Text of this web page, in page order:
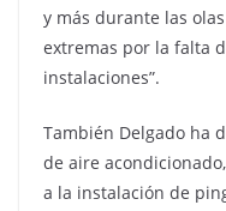
y más durante las
extremas por la falta
instalaciones”.
También Delgado ha
de aire
a la instalación de